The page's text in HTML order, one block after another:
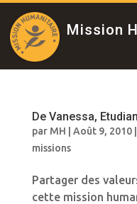
Mission
De Vanessa,
par MH Août 9, 2010|
missions
Partager des
cette mission